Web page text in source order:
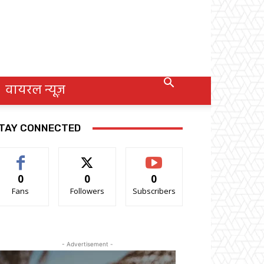
वायरल न्यूज़
CONNECTED
0
Fans
0
Followers
0
Subscribers
- Advertisement -